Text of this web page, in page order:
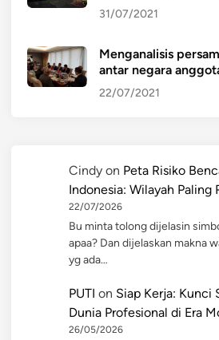
31/07/2021
Menganalisis
antar negara
22/07/2021
Cindy on Peta Risiko
Indonesia: Wilayah Paling
22/07/2026
Bu minta tolong dijelasin
apaa? Dan dijelaskan makna
yg ada…
PUTI on Siap Kerja: Kunci
Dunia Profesional di Era
26/05/2026